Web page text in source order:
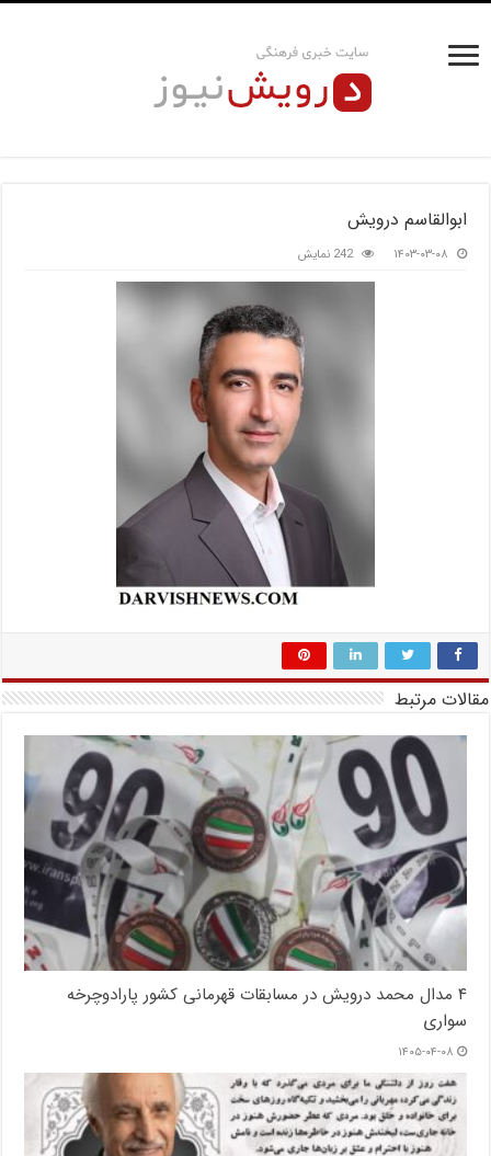
ابوالقاسم درویش
۱۴۰۳-۰۳-۰۸ 242 نمایش
مقالات مرتبط
۴ مدال محمد درویش در مسابقات قهرمانی کشور پارادوچرخه
سواری
۱۴۰۵-۰۴-۰۸